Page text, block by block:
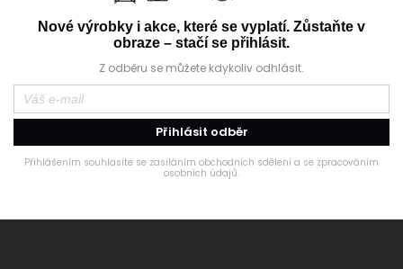
Nové výrobky i akce, které se vyplatí. Zůstaňte v
obraze – stačí se přihlásit.
Z odběru se můžete kdykoliv odhlásit.
Přihlásit odběr
Přihlášením souhlasíte se zasíláním obchodních sdělení a se zpracováním
osobních údajů.